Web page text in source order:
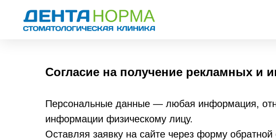
Согласие на получение рекламных
Персональные данные — любая информация,
информации физическому лицу.
Оставляя заявку на сайте через форму